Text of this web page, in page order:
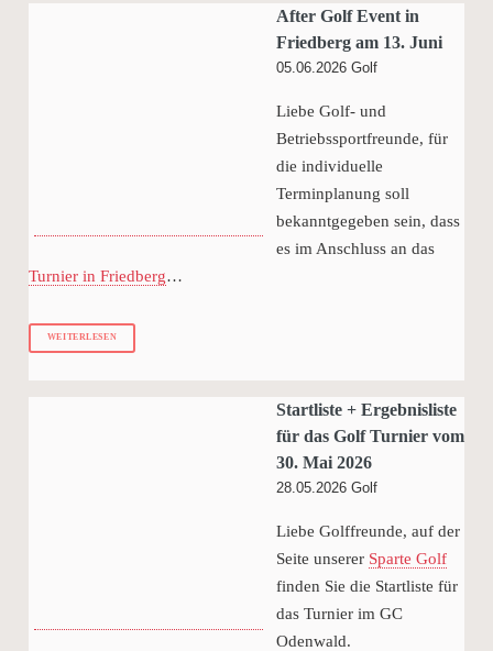
After Golf Event in
Friedberg am 13. Juni
05.06.2026 Golf
Liebe Golf- und
Betriebssportfreunde, für
die individuelle
Terminplanung soll
bekanntgegeben sein, dass
es im Anschluss an das
Turnier in Friedberg…
WEITERLESEN
Startliste + Ergebnisliste
für das Golf Turnier vom
30. Mai 2026
28.05.2026 Golf
Liebe Golffreunde, auf der
Seite unserer Sparte Golf
finden Sie die Startliste für
das Turnier im GC
Odenwald.